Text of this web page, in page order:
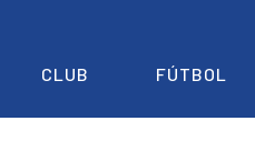
CLUB FÚTBOL